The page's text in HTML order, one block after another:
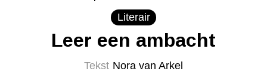
Literair
Leer een ambacht
Tekst Nora van Arkel